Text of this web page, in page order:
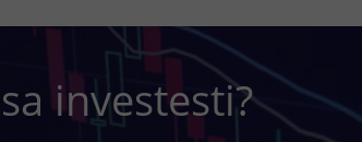
investesti?